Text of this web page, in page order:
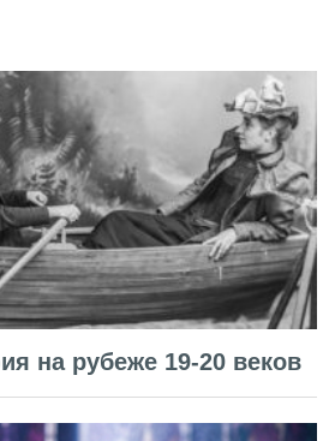
на рубеже 19-20 веков